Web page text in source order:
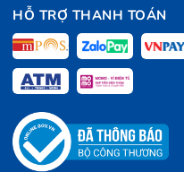
HỖ TRỢ THANH TOÁN